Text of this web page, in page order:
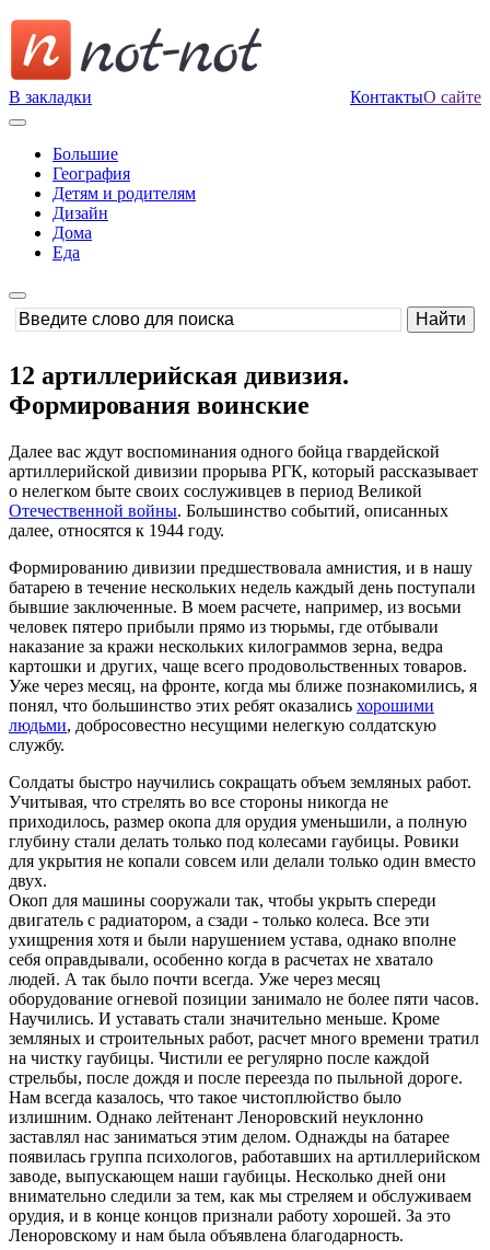
В закладки КонтактыО сайте
Большие
География
Детям и родителям
Дизайн
Дома
Еда
12 артиллерийская дивизия.
Формирования воинские
Далее вас ждут воспоминания одного бойца гвардейской
артиллерийской дивизии прорыва РГК, который рассказывает
о нелегком быте своих сослуживцев в период Великой
Отечественной войны. Большинство событий, описанных
далее, относятся к 1944 году.
Формированию дивизии предшествовала амнистия, и в нашу
батарею в течение нескольких недель каждый день поступали
бывшие заключенные. В моем расчете, например, из восьми
человек пятеро прибыли прямо из тюрьмы, где отбывали
наказание за кражи нескольких килограммов зерна, ведра
картошки и других, чаще всего продовольственных товаров.
Уже через месяц, на фронте, когда мы ближе познакомились, я
понял, что большинство этих ребят оказались хорошими
людьми, добросовестно несущими нелегкую солдатскую
службу.
Солдаты быстро научились сокращать объем земляных работ.
Учитывая, что стрелять во все стороны никогда не
приходилось, размер окопа для орудия уменьшили, а полную
глубину стали делать только под колесами гаубицы. Ровики
для укрытия не копали совсем или делали только один вместо
двух.
Окоп для машины сооружали так, чтобы укрыть спереди
двигатель с радиатором, а сзади - только колеса. Все эти
ухищрения хотя и были нарушением устава, однако вполне
себя оправдывали, особенно когда в расчетах не хватало
людей. А так было почти всегда. Уже через месяц
оборудование огневой позиции занимало не более пяти часов.
Научились. И уставать стали значительно меньше. Кроме
земляных и строительных работ, расчет много времени тратил
на чистку гаубицы. Чистили ее регулярно после каждой
стрельбы, после дождя и после переезда по пыльной дороге.
Нам всегда казалось, что такое чистоплюйство было
излишним. Однако лейтенант Леноровский неуклонно
заставлял нас заниматься этим делом. Однажды на батарее
появилась группа психологов, работавших на артиллерийском
заводе, выпускающем наши гаубицы. Несколько дней они
внимательно следили за тем, как мы стреляем и обслуживаем
орудия, и в конце концов признали работу хорошей. За это
Леноровскому и нам была объявлена благодарность.